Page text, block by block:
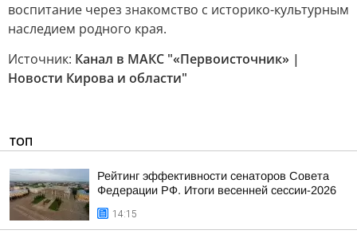
воспитание через знакомство с историко-культурным
наследием родного края.
Источник: Канал в МАКС "«Первоисточник» |
Новости Кирова и области"
ТОП
Рейтинг эффективности сенаторов Совета
Федерации РФ. Итоги весенней сессии-2026
14:15